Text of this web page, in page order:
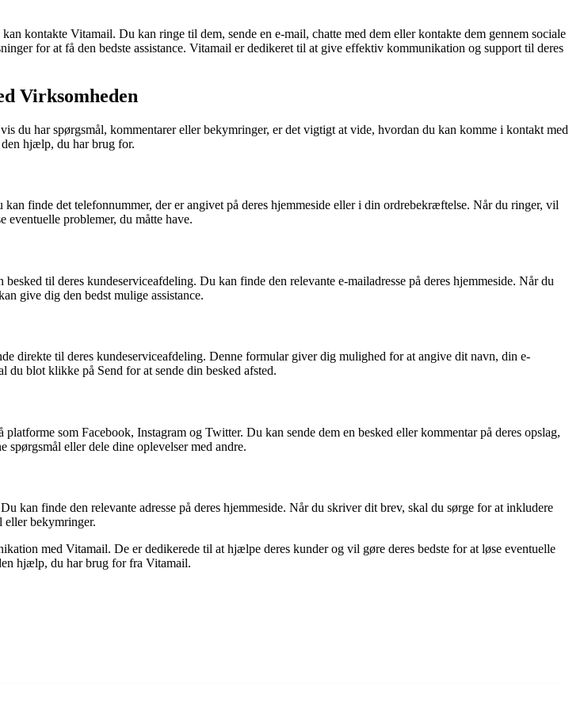
kontakte Vitamail. Du kan ringe til dem, sende en e-mail, chatte med dem eller kontakte dem gennem sociale
for at få den bedste assistance. Vitamail er dedikeret til at give effektiv kommunikation og support til deres
Virksomheden
du har spørgsmål, kommentarer eller bekymringer, er det vigtigt at vide, hvordan du kan komme i kontakt med
hjælp, du har brug for.
finde det telefonnummer, der er angivet på deres hjemmeside eller i din ordrebekræftelse. Når du ringer, vil
problemer, du måtte have.
til deres kundeserviceafdeling. Du kan finde den relevante e-mailadresse på deres hjemmeside. Når du
give dig den bedst mulige assistance.
direkte til deres kundeserviceafdeling. Denne formular giver dig mulighed for at angive dit navn, din e-
du blot klikke på Send for at sende din besked afsted.
som Facebook, Instagram og Twitter. Du kan sende dem en besked eller kommentar på deres opslag,
eller dele dine oplevelser med andre.
finde den relevante adresse på deres hjemmeside. Når du skriver dit brev, skal du sørge for at inkludere
eller bekymringer.
med Vitamail. De er dedikerede til at hjælpe deres kunder og vil gøre deres bedste for at løse eventuelle
hjælp, du har brug for fra Vitamail.